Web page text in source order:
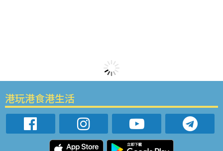
港玩港食港生活